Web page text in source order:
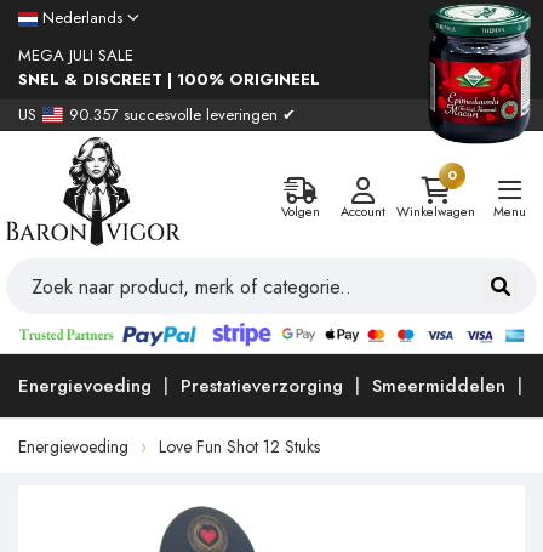
Nederlands
MEGA JULI SALE
SNEL & DISCREET | 100% ORIGINEEL
US
90.357 succesvolle leveringen ✔
Volgen Account
0
Winkelwagen
Menu
Energievoeding Prestatieverzorging Smeermiddelen
Energievoeding Love Fun Shot 12 Stuks